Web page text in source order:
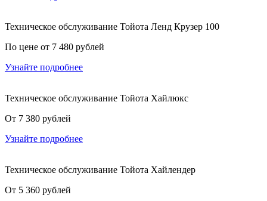
Техническое обслуживание Тойота Ленд Крузер 100
По цене от 7 480 рублей
Узнайте подробнее
Техническое обслуживание Тойота Хайлюкс
От 7 380 рублей
Узнайте подробнее
Техническое обслуживание Тойота Хайлендер
От 5 360 рублей